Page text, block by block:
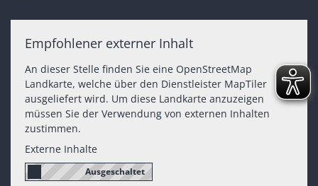
Empfohlener externer Inhalt
An dieser Stelle finden Sie eine OpenStreetMap
Landkarte, welche über den Dienstleister MapTiler
ausgeliefert wird. Um diese Landkarte anzuzeigen
müssen Sie der Verwendung von externen Inhalten
zustimmen.
Externe Inhalte